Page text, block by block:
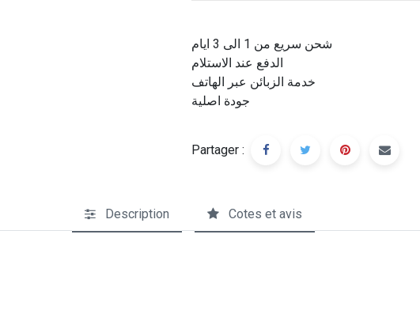
شحن سريع من 1 الى 3 ايام
الدفع عند الاستلام
خدمة الزبائن عبر الهاتف
جودة اصلية
Partager :
Description Cotes et avis